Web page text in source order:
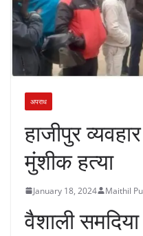
अपराध
हाजीपुर
मुंशीक हत्या
January 18, 2024 Maithil
वैशाली समदिया